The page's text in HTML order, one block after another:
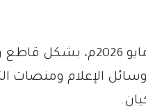
​نفى مساعد الرئيس الإيراني، اليوم الأحد 31
الإعلام ومنصات